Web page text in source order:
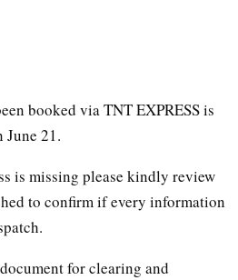
booked via TNT EXPRESS is
21.
is missing please kindly review
to confirm if every information
for clearing and